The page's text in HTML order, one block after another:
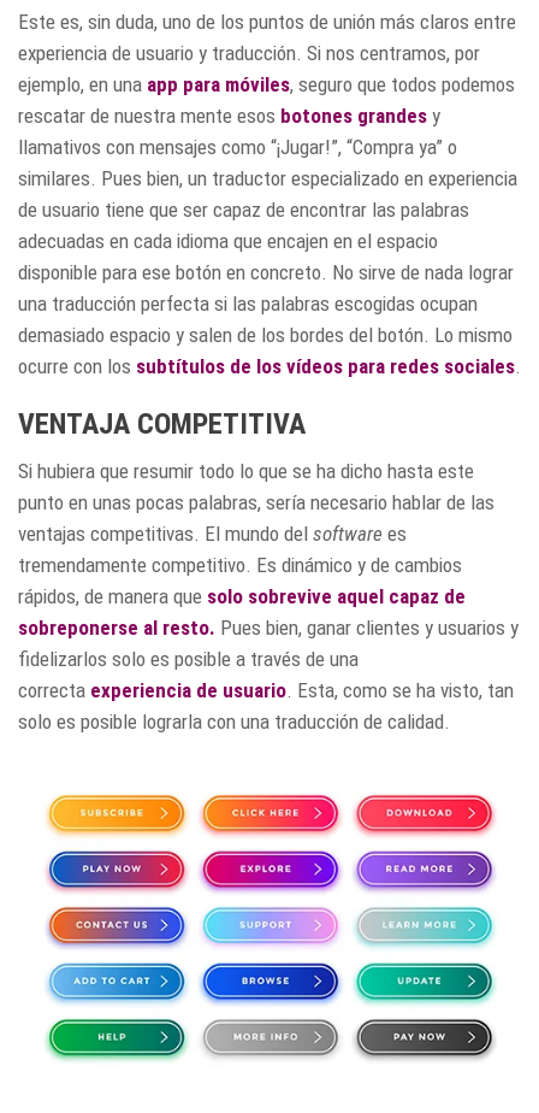
Este es, sin duda, uno de los puntos de unión más claros entre
experiencia de usuario y traducción. Si nos centramos, por
ejemplo, en una app para móviles, seguro que todos podemos
rescatar de nuestra mente esos botones grandes y
llamativos con mensajes como “¡Jugar!”, “Compra ya” o
similares. Pues bien, un traductor especializado en experiencia
de usuario tiene que ser capaz de encontrar las palabras
adecuadas en cada idioma que encajen en el espacio
disponible para ese botón en concreto. No sirve de nada lograr
una traducción perfecta si las palabras escogidas ocupan
demasiado espacio y salen de los bordes del botón. Lo mismo
ocurre con los subtítulos de los vídeos para redes sociales.
VENTAJA COMPETITIVA
Si hubiera que resumir todo lo que se ha dicho hasta este
punto en unas pocas palabras, sería necesario hablar de las
ventajas competitivas. El mundo del software es
tremendamente competitivo. Es dinámico y de cambios
rápidos, de manera que solo sobrevive aquel capaz de
sobreponerse al resto. Pues bien, ganar clientes y usuarios y
fidelizarlos solo es posible a través de una
correcta experiencia de usuario. Esta, como se ha visto, tan
solo es posible lograrla con una traducción de calidad.